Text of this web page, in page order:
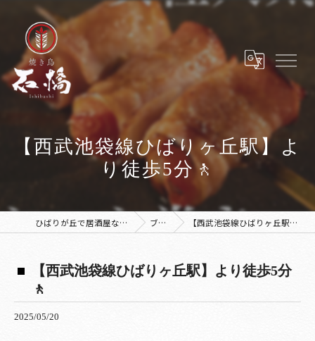
【西武池袋線ひばりヶ丘駅】よ
り徒歩5分🚶
ひばりが丘で居酒屋なら焼き鳥 石橋 ブログ 【西武池袋線ひばりヶ丘駅】より徒歩5分🚶
【西武池袋線ひばりヶ丘駅】より徒歩5分
🚶
2025/05/20